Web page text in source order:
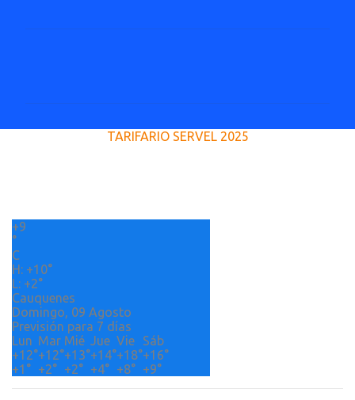
s
TARIFARIO SERVEL 2025
+9
°
C
H: +10°
L: +2°
Cauquenes
Domingo, 09 Agosto
Previsión para 7 días
Lun Mar Mié Jue Vie
Sáb
+12°+12°+13°+14°+18°+16°
+1° +2° +2° +4° +8° +9°